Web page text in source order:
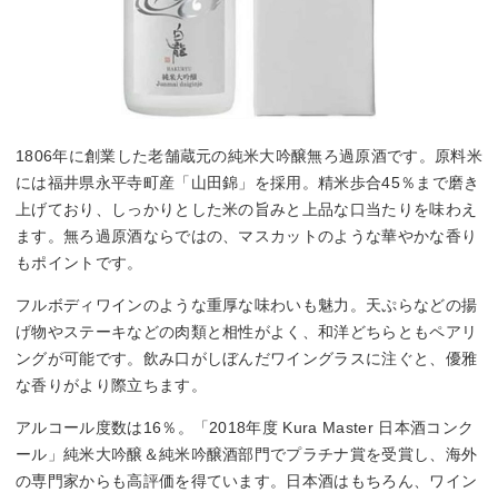
1806年に創業した老舗蔵元の純米大吟醸無ろ過原酒です。原料米
には福井県永平寺町産「山田錦」を採用。精米歩合45％まで磨き
上げており、しっかりとした米の旨みと上品な口当たりを味わえ
ます。無ろ過原酒ならではの、マスカットのような華やかな香り
もポイントです。
フルボディワインのような重厚な味わいも魅力。天ぷらなどの揚
げ物やステーキなどの肉類と相性がよく、和洋どちらともペアリ
ングが可能です。飲み口がしぼんだワイングラスに注ぐと、優雅
な香りがより際立ちます。
アルコール度数は16％。「2018年度 Kura Master 日本酒コンク
ール」純米大吟醸＆純米吟醸酒部門でプラチナ賞を受賞し、海外
の専門家からも高評価を得ています。日本酒はもちろん、ワイン